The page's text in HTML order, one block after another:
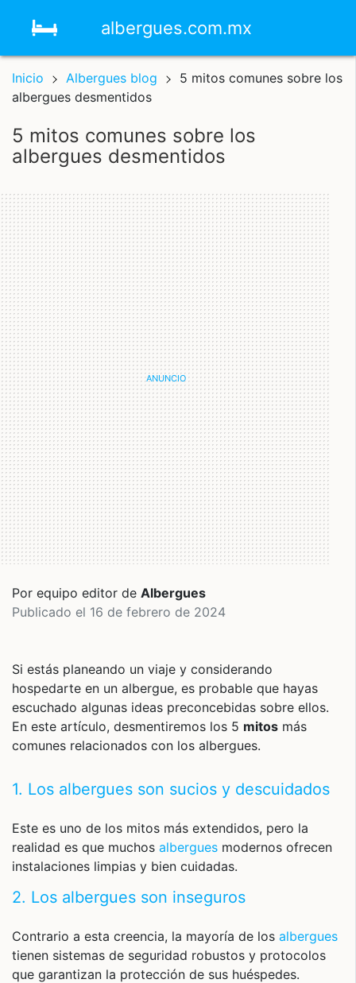
albergues.com.mx
Inicio Albergues blog
5 mitos comunes sobre los
albergues desmentidos
5 mitos comunes sobre los
albergues desmentidos
Por equipo editor de Albergues
Publicado el 16 de febrero de 2024
Si estás planeando un viaje y considerando
hospedarte en un albergue, es probable que hayas
escuchado algunas ideas preconcebidas sobre ellos.
En este artículo, desmentiremos los 5 mitos más
comunes relacionados con los albergues.
1. Los albergues son sucios y descuidados
Este es uno de los mitos más extendidos, pero la
realidad es que muchos albergues modernos ofrecen
instalaciones limpias y bien cuidadas.
2. Los albergues son inseguros
Contrario a esta creencia, la mayoría de los albergues
tienen sistemas de seguridad robustos y protocolos
que garantizan la protección de sus huéspedes.